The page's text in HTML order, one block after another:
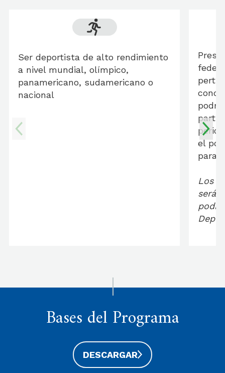
Ser deportista de alto rendimiento
a nivel mundial, olímpico,
panamericano, sudamericano o
nacional
el
para
Los
Bases del Programa
DESCARGAR